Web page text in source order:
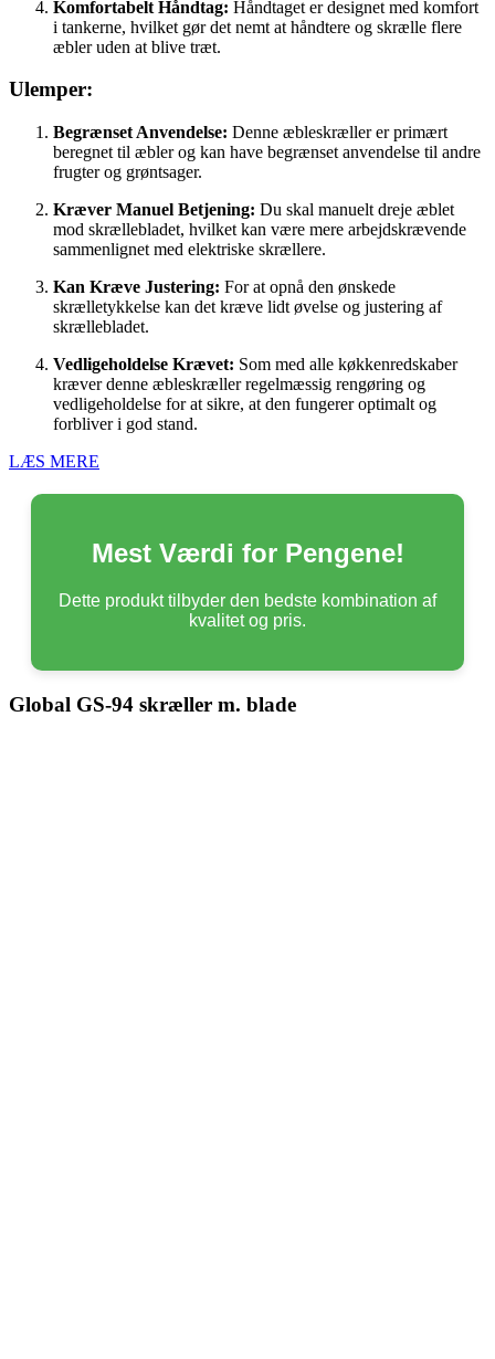
Komfortabelt Håndtag: Håndtaget er designet med komfort
i tankerne, hvilket gør det nemt at håndtere og skrælle flere
æbler uden at blive træt.
Ulemper:
Begrænset Anvendelse: Denne æbleskræller er primært
beregnet til æbler og kan have begrænset anvendelse til andre
frugter og grøntsager.
Kræver Manuel Betjening: Du skal manuelt dreje æblet
mod skrællebladet, hvilket kan være mere arbejdskrævende
sammenlignet med elektriske skrællere.
Kan Kræve Justering: For at opnå den ønskede
skrælletykkelse kan det kræve lidt øvelse og justering af
skrællebladet.
Vedligeholdelse Krævet: Som med alle køkkenredskaber
kræver denne æbleskræller regelmæssig rengøring og
vedligeholdelse for at sikre, at den fungerer optimalt og
forbliver i god stand.
LÆS MERE
Mest Værdi for Pengene!
Dette produkt tilbyder den bedste kombination af
kvalitet og pris.
Global GS-94 skræller m. blade